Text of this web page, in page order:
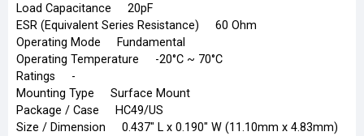
Load Capacitance 20pF
ESR (Equivalent Series Resistance) 60 Ohm
Operating Mode Fundamental
Operating Temperature -20°C ~ 70°C
Ratings -
Mounting Type Surface Mount
Package / Case HC49/US
Size / Dimension 0.437" L x 0.190" W (11.10mm x 4.83mm)